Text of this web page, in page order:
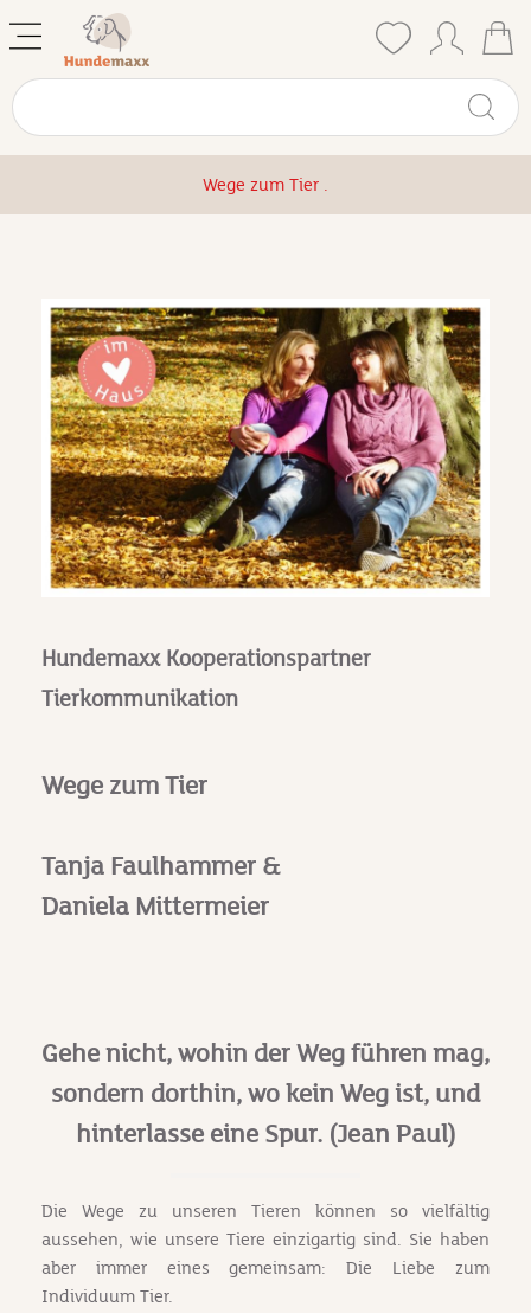
Wege zum Tier .
Hundemaxx Kooperationspartner
Tierkommunikation
Wege zum Tier
Tanja Faulhammer &
Daniela Mittermeier
Gehe nicht, wohin der Weg führen mag,
sondern dorthin, wo kein Weg ist, und
hinterlasse eine Spur. (Jean Paul)
Die Wege zu unseren Tieren können so vielfältig
aussehen, wie unsere Tiere einzigartig sind. Sie haben
aber immer eines gemeinsam: Die Liebe zum
Individuum Tier.